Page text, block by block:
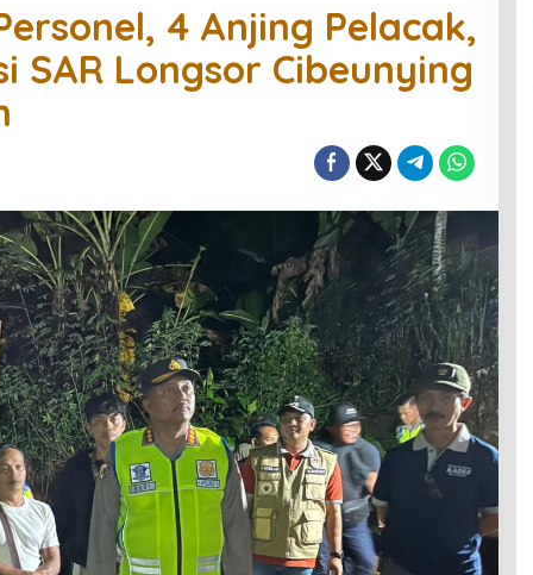
4 Anjing Pelacak,
SAR Longsor Cibeunying